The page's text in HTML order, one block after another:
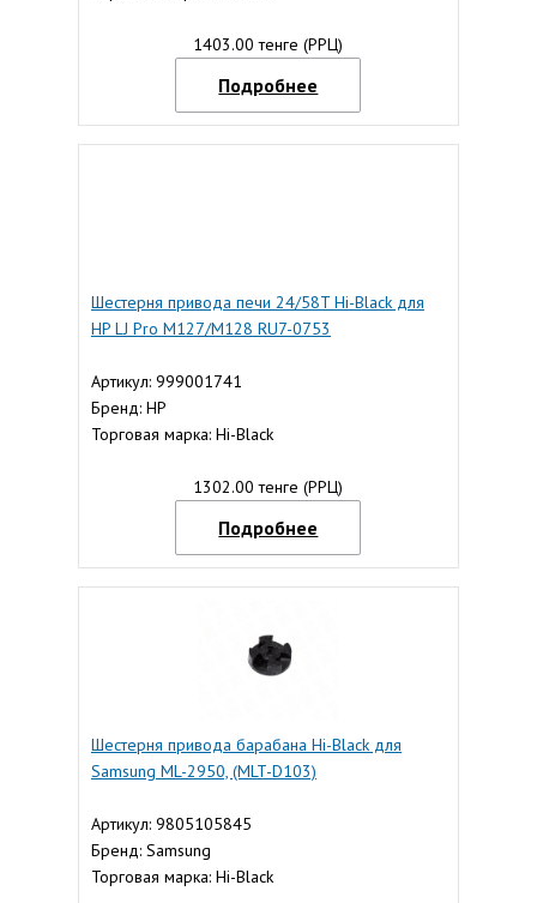
1403.00 тенге (РРЦ)
Подробнее
Шестерня привода печи 24/58T Hi-Black для
HP LJ Pro M127/M128 RU7-0753
Артикул: 999001741
Бренд: HP
Торговая марка: Hi-Black
1302.00 тенге (РРЦ)
Подробнее
Шестерня привода барабана Hi-Black для
Samsung ML-2950, (MLT-D103)
Артикул: 9805105845
Бренд: Samsung
Торговая марка: Hi-Black